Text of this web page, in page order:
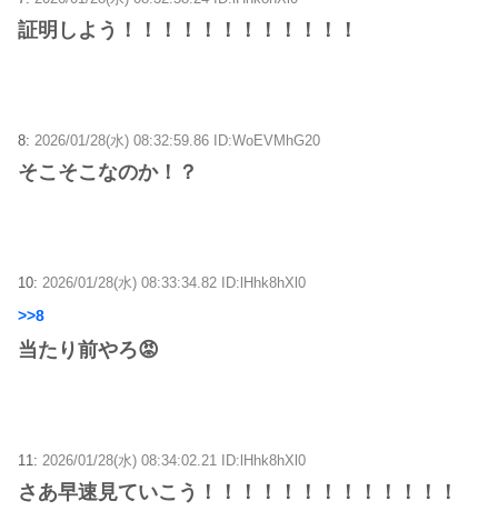
証明しよう！！！！！！！！！！！！
8: 2026/01/28(水) 08:32:59.86 ID:WoEVMhG20
そこそこなのか！？
10: 2026/01/28(水) 08:33:34.82 ID:lHhk8hXl0
>>8
当たり前やろ😡
11: 2026/01/28(水) 08:34:02.21 ID:lHhk8hXl0
さあ早速見ていこう！！！！！！！！！！！！！